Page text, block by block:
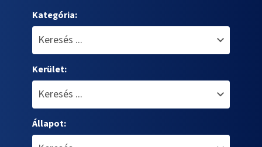
Kategória:
Kerület:
Állapot: